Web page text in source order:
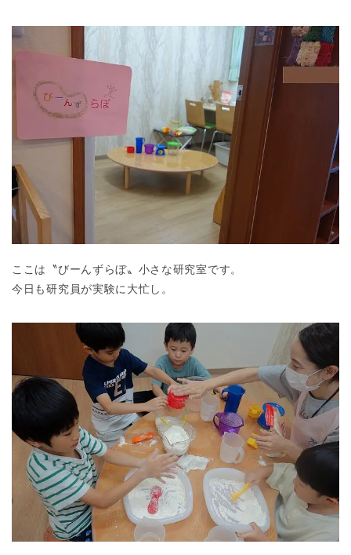
ここは〝びーんずらぼ〟小さな研究室です。
今日も研究員が実験に大忙し。